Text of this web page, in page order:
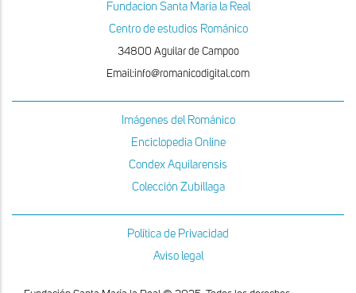
Fundacion Santa Maria la Real
Centro de estudios Románico
34800 Aguilar de Campoo
Email:info@romanicodigital.com
Imágenes del Románico
Enciclopedia Online
Condex Aquilarensis
Colección Zubillaga
Política de Privacidad
Aviso legal